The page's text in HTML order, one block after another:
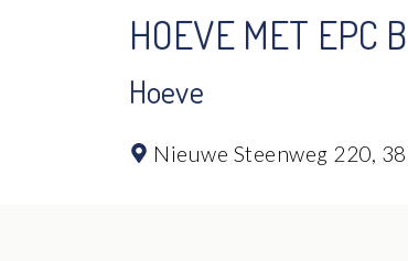
HOEVE MET EPC
Hoeve
Nieuwe Steenweg 220,